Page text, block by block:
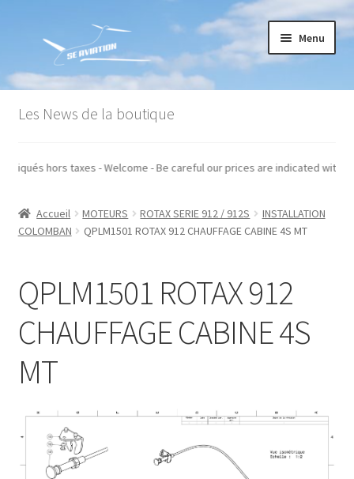
la
navigation
contenu
Menu
Accueil
Conditions générales de vente
Mon compte
Panier
Recommandations techniques
Les News de la boutique
prix sont indiqués hors taxes - Welcome - Be careful our prices are
Accueil MOTEURS ROTAX SERIE 912 / 912S
INSTALLATION
COLOMBAN
QPLM1501 ROTAX 912 CHAUFFAGE CABINE 4S MT
QPLM1501 ROTAX 912
CHAUFFAGE CABINE 4S
MT